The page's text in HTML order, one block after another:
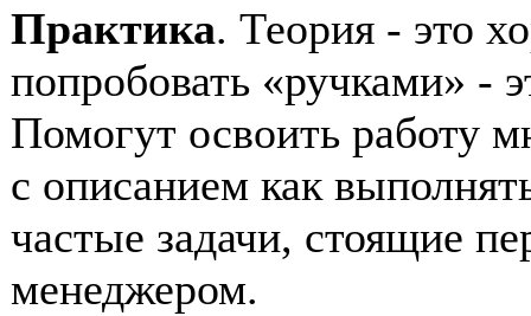
Практика. Теория - это
попробовать «ручками» -
Помогут освоить работу
с описанием как
частые задачи, стоящие
менеджером.